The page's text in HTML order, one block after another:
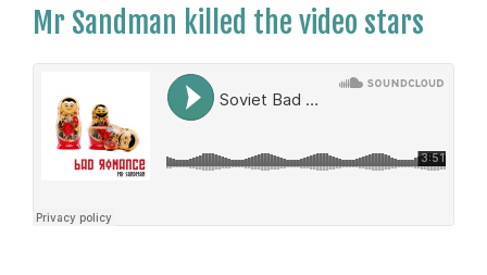
Mr Sandman killed the video stars